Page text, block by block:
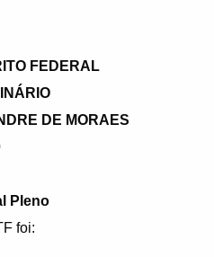
FEDERAL
DE MORAES
Pleno
foi: